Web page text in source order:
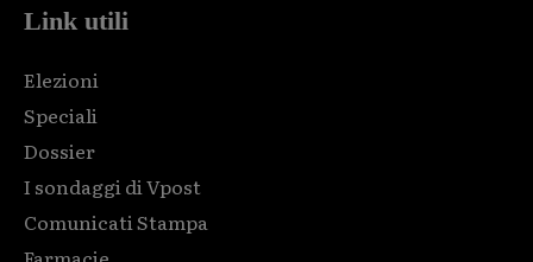
Link utili
Elezioni
Speciali
Dossier
I sondaggi di Vpost
Comunicati Stampa